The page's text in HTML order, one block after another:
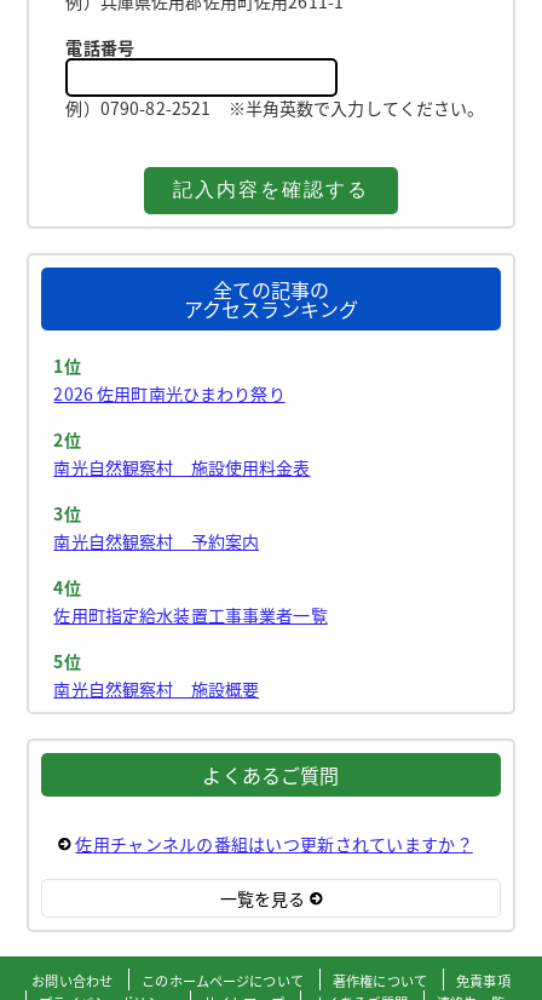
電話番号
例）0790-82-2521 ※半角英数で入力してください。
全ての記事の
アクセスランキング
1位
2026 佐用町南光ひまわり祭り
2位
南光自然観察村 施設使用料金表
3位
南光自然観察村 予約案内
4位
佐用町指定給水装置工事事業者一覧
5位
南光自然観察村 施設概要
よくあるご質問
佐用チャンネルの番組はいつ更新されていますか？
一覧を見る
お問い合わせ このホームページについて 著作権について
免責事項